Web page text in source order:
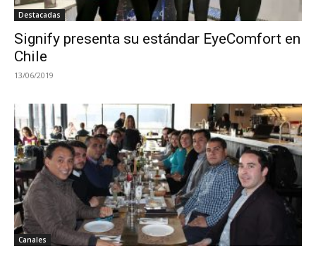
Destacadas
Signify presenta su estándar EyeComfort en
Chile
13/06/2019
Canales